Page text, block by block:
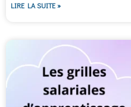
LIRE LA SUITE »